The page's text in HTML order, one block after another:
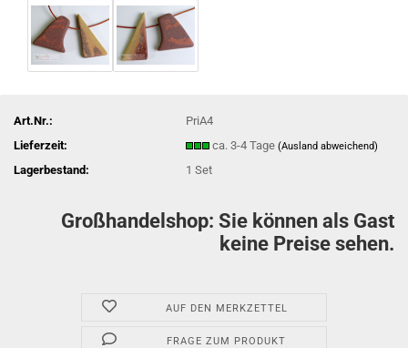
Art.Nr.:
PriA4
Lieferzeit:
ca. 3-4 Tage(Ausland abweichend)
Lagerbestand: 1Set
Großhandelshop: Sie können als Gast
keine Preise sehen.
AUF DEN MERKZETTEL
FRAGE ZUM PRODUKT